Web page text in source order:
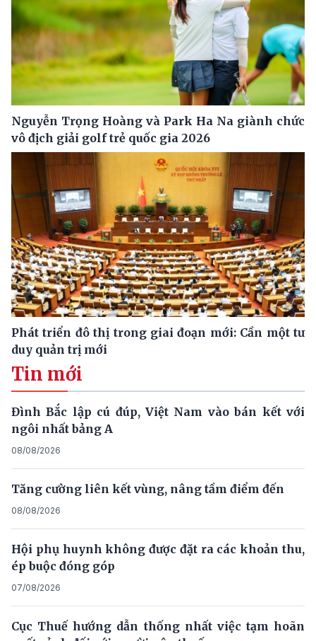
Nguyễn Trọng Hoàng và Park Ha Na giành chức
vô địch giải golf trẻ quốc gia 2026
Phát triển đô thị trong giai đoạn mới: Cần một tư
duy quản trị mới
Tin mới
Đình Bắc lập cú đúp, Việt Nam vào bán kết với
ngôi nhất bảng A
08/08/2026
Tăng cường liên kết vùng, nâng tầm điểm đến
08/08/2026
Hội phụ huynh không được đặt ra các khoản thu,
ép buộc đóng góp
07/08/2026
Cục Thuế hướng dẫn thống nhất việc tạm hoãn